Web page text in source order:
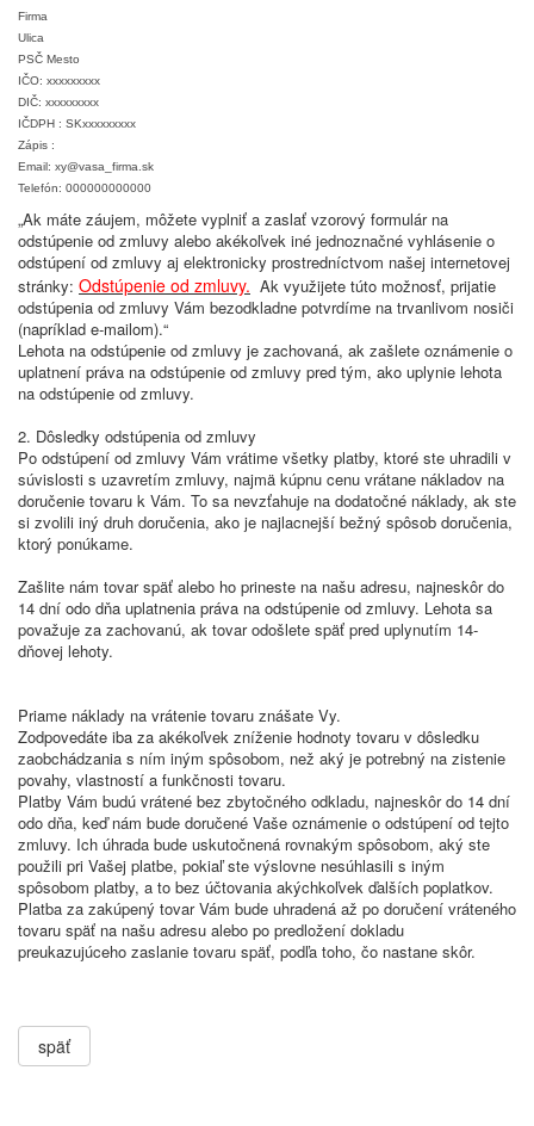
Firma
Ulica
PSČ Mesto
IČO: xxxxxxxxx
DIČ: xxxxxxxxx
IČDPH : SKxxxxxxxxx
Zápis :
Email: xy@vasa_firma.sk
Telefón: 000000000000
„Ak máte záujem, môžete vyplniť a zaslať vzorový formulár na
odstúpenie od zmluvy alebo akékoľvek iné jednoznačné vyhlásenie o
odstúpení od zmluvy aj elektronicky prostredníctvom našej internetovej
stránky: Odstúpenie od zmluvy. Ak využijete túto možnosť, prijatie
odstúpenia od zmluvy Vám bezodkladne potvrdíme na trvanlivom nosiči
(napríklad e-mailom).“
Lehota na odstúpenie od zmluvy je zachovaná, ak zašlete oznámenie o
uplatnení práva na odstúpenie od zmluvy pred tým, ako uplynie lehota
na odstúpenie od zmluvy.
2. Dôsledky odstúpenia od zmluvy
Po odstúpení od zmluvy Vám vrátime všetky platby, ktoré ste uhradili v
súvislosti s uzavretím zmluvy, najmä kúpnu cenu vrátane nákladov na
doručenie tovaru k Vám. To sa nevzťahuje na dodatočné náklady, ak ste
si zvolili iný druh doručenia, ako je najlacnejší bežný spôsob doručenia,
ktorý ponúkame.
Zašlite nám tovar späť alebo ho prineste na našu adresu, najneskôr do
14 dní odo dňa uplatnenia práva na odstúpenie od zmluvy. Lehota sa
považuje za zachovanú, ak tovar odošlete späť pred uplynutím 14-
dňovej lehoty.
Priame náklady na vrátenie tovaru znášate Vy.
Zodpovedáte iba za akékoľvek zníženie hodnoty tovaru v dôsledku
zaobchádzania s ním iným spôsobom, než aký je potrebný na zistenie
povahy, vlastností a funkčnosti tovaru.
Platby Vám budú vrátené bez zbytočného odkladu, najneskôr do 14 dní
odo dňa, keď nám bude doručené Vaše oznámenie o odstúpení od tejto
zmluvy. Ich úhrada bude uskutočnená rovnakým spôsobom, aký ste
použili pri Vašej platbe, pokiaľ ste výslovne nesúhlasili s iným
spôsobom platby, a to bez účtovania akýchkoľvek ďalších poplatkov.
Platba za zakúpený tovar Vám bude uhradená až po doručení vráteného
tovaru späť na našu adresu alebo po predložení dokladu
preukazujúceho zaslanie tovaru späť, podľa toho, čo nastane skôr.
späť